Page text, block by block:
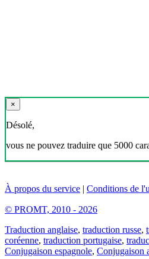
×
Désolé,
vous ne pouvez traduire que 5000
À propos du service | Conditions de
© PROMT, 2010 - 2026
Traduction anglaise, traduction russe,
coréenne, traduction portugaise,
Conjugaison espagnole, Conjugaison